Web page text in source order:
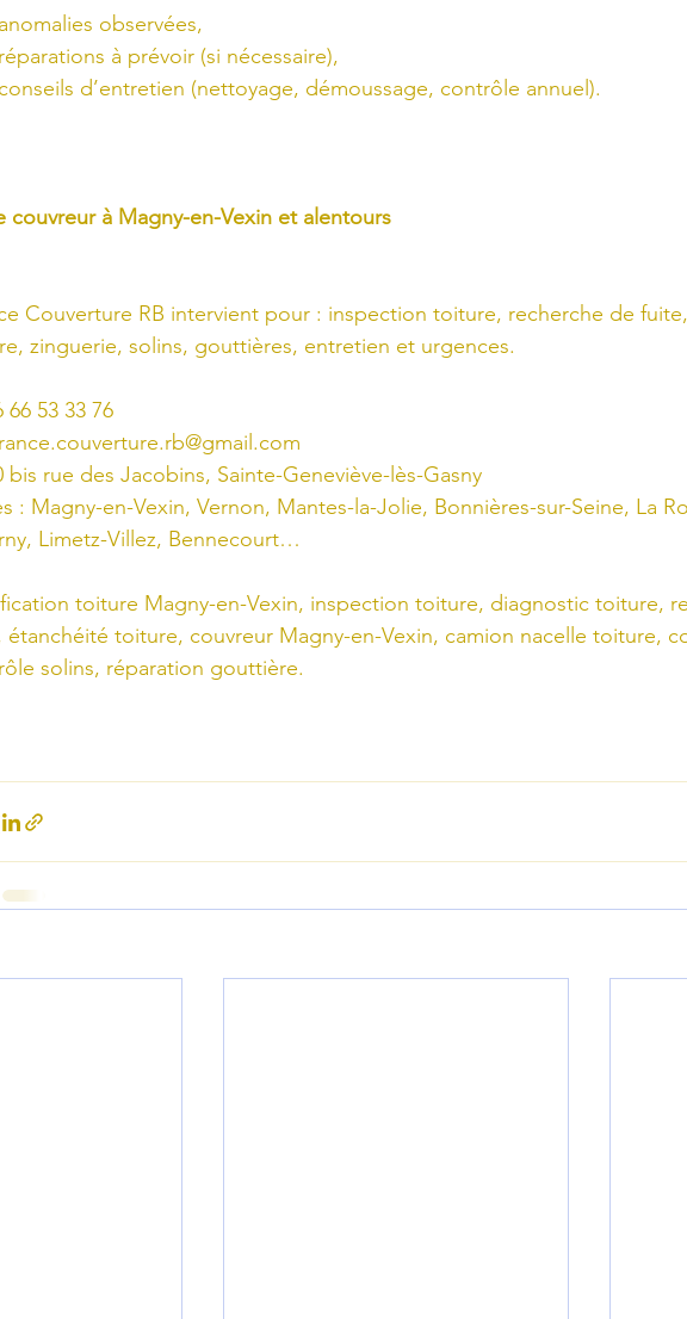
anomalies observées,
réparations à prévoir (si nécessaire),
conseils d’entretien (nettoyage, démoussage, contrôle annuel).
couvreur à Magny-en-Vexin et alentours
Couverture RB intervient pour : inspection toiture, recherche de
zinguerie, solins, gouttières, entretien et urgences.
66 53 33 76
bis rue des Jacobins, Sainte-Geneviève-lès-Gasny
: Magny-en-Vexin, Vernon, Mantes-la-Jolie, Bonnières-sur-Seine, La
Limetz-Villez, Bennecourt…
toiture Magny-en-Vexin, inspection toiture, diagnostic toiture,
étanchéité toiture, couvreur Magny-en-Vexin, camion nacelle toiture,
solins, réparation gouttière.